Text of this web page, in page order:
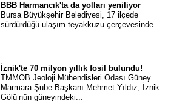
BBB Harmancık'ta da yolları yeniliyor
Bursa Büyükşehir Belediyesi, 17 ilçede
sürdürdüğü ulaşım teyakkuzu çerçevesinde...
İznik'te 70 milyon yıllık fosil bulundu!
TMMOB Jeoloji Mühendisleri Odası Güney
Marmara Şube Başkanı Mehmet Yıldız, İznik
Gölü’nün güneyindeki...